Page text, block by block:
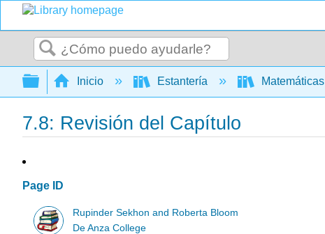
Buscar
Expandir/contraer jerarquía global
Inicio Estantería Matemáticas
7.8: Revisión del Capítulo
Page ID
Rupinder Sekhon and Roberta Bloom
De Anza College